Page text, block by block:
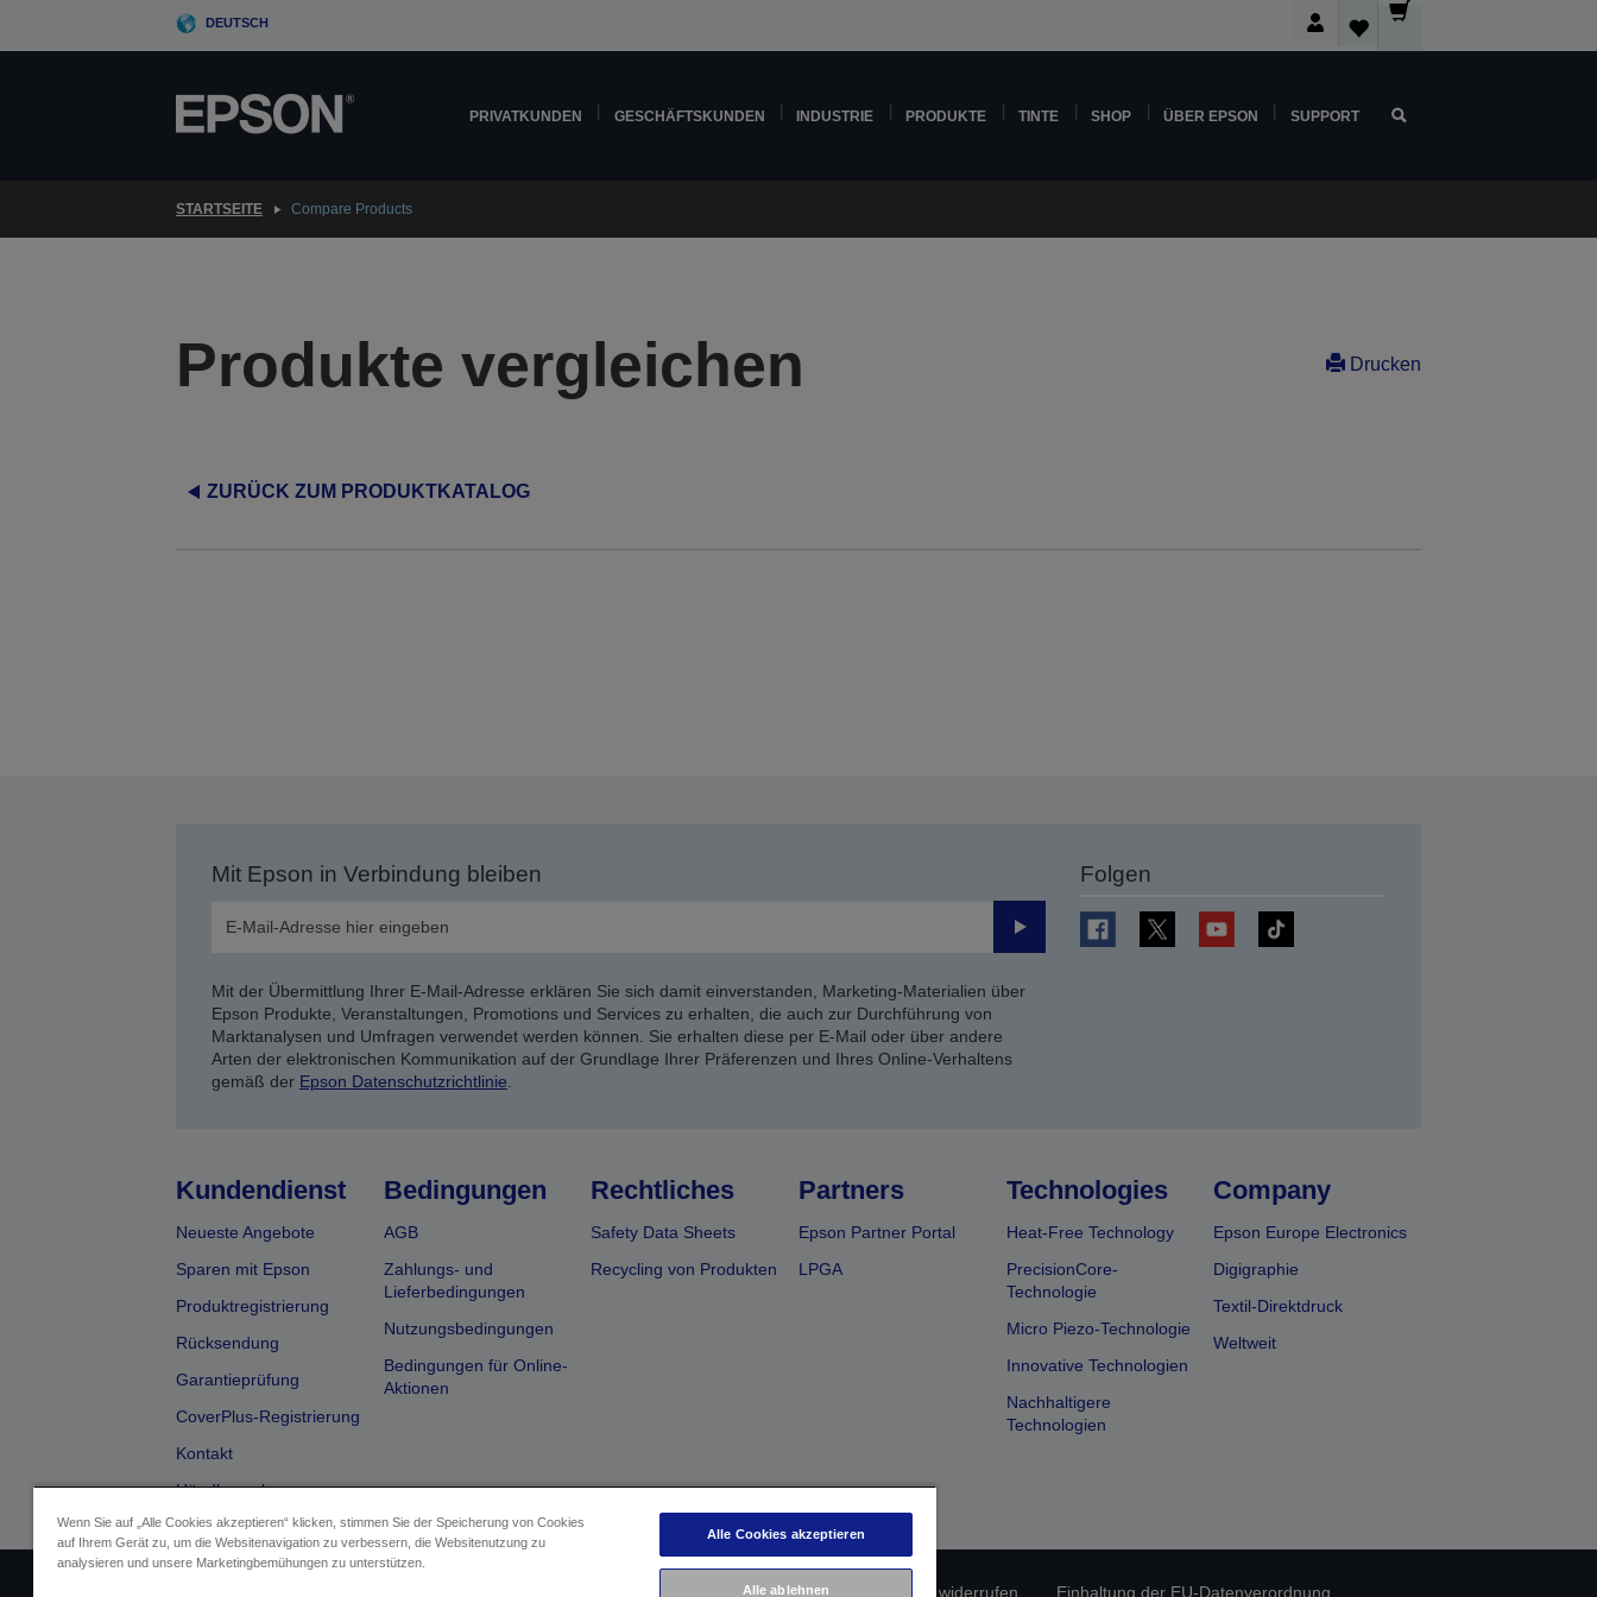
DEUTSCH
PRIVATKUNDEN GESCHÄFTSKUNDEN INDUSTRIE PRODUKTE TINTE SHOP ÜBER EPSON SUPPORT
STARTSEITE Compare Products
Produkte vergleichen Drucken
ZURÜCK ZUM PRODUKTKATALOG
Mit Epson in Verbindung bleiben
Senden
Mit der Übermittlung Ihrer E-Mail-Adresse erklären Sie sich damit einverstanden, Marketing-Materialien über
Epson Produkte, Veranstaltungen, Promotions und Services zu erhalten, die auch zur Durchführung von
Marktanalysen und Umfragen verwendet werden können. Sie erhalten diese per E-Mail oder über andere
Arten der elektronischen Kommunikation auf der Grundlage Ihrer Präferenzen und Ihres Online-Verhaltens
gemäß der Epson Datenschutzrichtlinie
Folgen
Kundendienst
Neueste Angebote
Sparen mit Epson
Produktregistrierung
Rücksendung
Garantieprüfung
CoverPlus-Registrierung
Kontakt
Händlersuche
Bedingungen
AGB
Zahlungs- und
Lieferbedingungen
Nutzungsbedingungen
Bedingungen für Online-
Aktionen
Rechtliches
Safety Data Sheets
Recycling von Produkten
Partners
Epson Partner Portal
LPGA
Technologies
Heat-Free Technology
PrecisionCore-
Technologie
Micro Piezo-Technologie
Innovative Technologien
Nachhaltigere
Technologien
Company
Epson Europe Electronics
Digigraphie
Textil-Direktdruck
Weltweit
Datenschutzrichtlinie Vertrag widerrufen Einhaltung der EU-Datenverordnung
Wenn Sie auf „Alle Cookies akzeptieren“ klicken, stimmen Sie der Speicherung von Cookies
auf Ihrem Gerät zu, um die Websitenavigation zu verbessern, die Websitenutzung zu
analysieren und unsere Marketingbemühungen zu unterstützen.
Alle Cookies akzeptieren
Alle ablehnen